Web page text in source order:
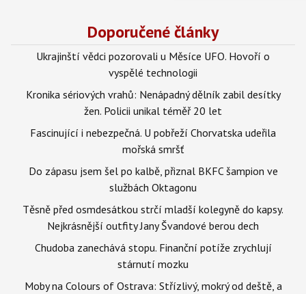
Doporučené články
Ukrajinští vědci pozorovali u Měsíce UFO. Hovoří o
vyspělé technologii
Kronika sériových vrahů: Nenápadný dělník zabil desítky
žen. Policii unikal téměř 20 let
Fascinující i nebezpečná. U pobřeží Chorvatska udeřila
mořská smršť
Do zápasu jsem šel po kalbě, přiznal BKFC šampion ve
službách Oktagonu
Těsně před osmdesátkou strčí mladší kolegyně do kapsy.
Nejkrásnější outfity Jany Švandové berou dech
Chudoba zanechává stopu. Finanční potíže zrychlují
stárnutí mozku
Moby na Colours of Ostrava: Střízlivý, mokrý od deště, a